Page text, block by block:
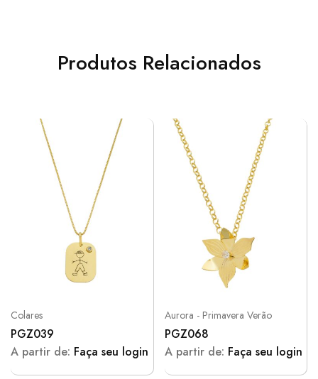
Produtos Relacionados
Colares
PGZ039
A partir de: Faça seu login
Aurora - Primavera Verão
PGZ068
A partir de: Faça seu login